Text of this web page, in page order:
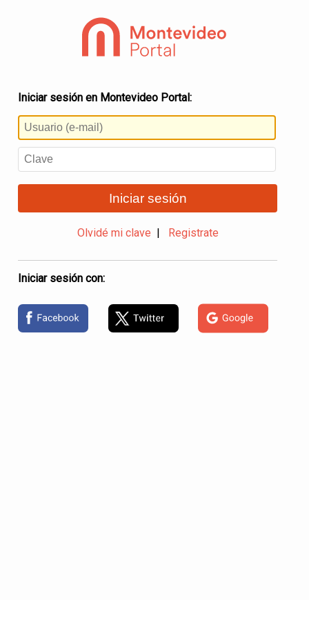
Iniciar sesión en Montevideo Portal:
Iniciar sesión
Olvidé mi clave Registrate
Iniciar sesión con: